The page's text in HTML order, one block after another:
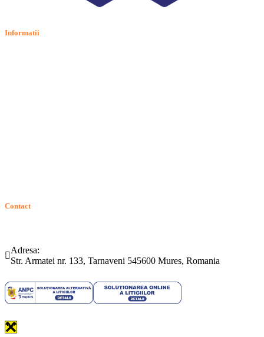
Informatii
Contact
Adresa:
Str. Armatei nr. 133, Tarnaveni 545600 Mures, Romania